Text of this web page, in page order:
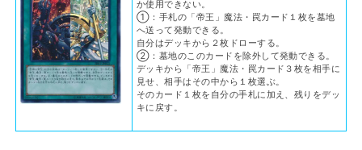
か使用できない。
①：手札の「帝王」魔法・罠カード１枚を墓地
へ送って発動できる。
自分はデッキから２枚ドローする。
②：墓地のこのカードを除外して発動できる。
デッキから「帝王」魔法・罠カード３枚を相手に
見せ、相手はその中から１枚選ぶ。
そのカード１枚を自分の手札に加え、残りをデッ
キに戻す。